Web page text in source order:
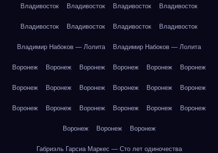
Владивосток Владивосток Владивосток Владивосток
Владивосток Владивосток Владивосток Владивосток
Владимир Набоков — Лолита Владимир Набоков — Лолита
Воронеж Воронеж Воронеж Воронеж Воронеж Воронеж
Воронеж Воронеж Воронеж Воронеж Воронеж Воронеж
Воронеж Воронеж Воронеж Воронеж Воронеж Воронеж
Воронеж Воронеж Воронеж
Габриэль Гарсиа Маркес — Сто лет одиночества